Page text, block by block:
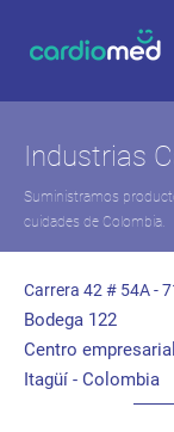
Industrias
Suministramos
cuidades de Colombia.
Carrera 42 # 54A -
Bodega 122
Centro
Itagüí - Colombia